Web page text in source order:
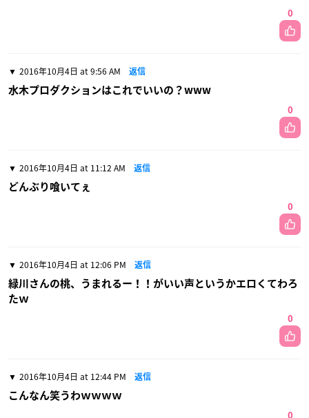
0
2016年10月4日 at 9:56 AM 返信
水木プロダクションはこれでいいの？www
0
2016年10月4日 at 11:12 AM 返信
どんぶり喰いてぇ
0
2016年10月4日 at 12:06 PM 返信
緑川さんの桃、うまれるー！！がいい声というかエロくてわろ
たｗ
0
2016年10月4日 at 12:44 PM 返信
こんなん笑うわｗｗｗｗ
0